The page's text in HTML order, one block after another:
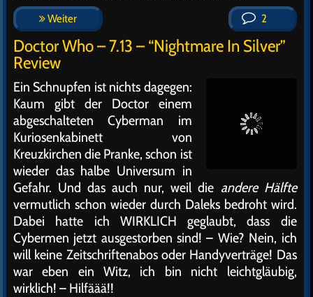
Weiter 2
Doctor Who – 7.13 – “Nightmare In Silver”
Review
Ein Schnupfen ist nichts dagegen:
Kaum gibt der Doctor einem
abgeschalteten Cyberman im
Kuriosenkabinett von
Kreuzkirchen die Pranke, schon ist
wieder das halbe Universum in
Gefahr. Und das auch nur, weil die andere Hälfte
vermutlich schon wieder durch Daleks bedroht wird.
Dabei hatte ich WIRKLICH geglaubt, dass die
Cybermen jetzt ausgestorben sind! – Wie? Nein, ich
will keine Zeitschriftenabos oder Handyverträge! Das
war eben ein Witz, ich bin nicht leichtgläubig,
wirklich! – Hilfäää!!